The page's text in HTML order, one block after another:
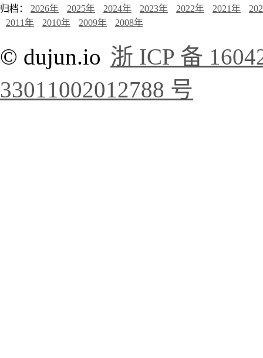
归档： 2026年 2025年 2024年 2023年 2022年 2021年
2011年
2010年 2009年 2008年
© dujun.io 浙 ICP 备
33011002012788 号